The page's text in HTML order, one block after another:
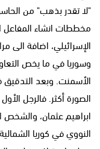
"لا تقدر بذهب" من
مخططات انشاء المفاعل
الإسرائيلي، اضافة الى
وسوريا في ما يخص
الأسمنت. وبعد
الصورة أكثر. فالرجل
ابراهيم عثمان،
النووي في كوريا